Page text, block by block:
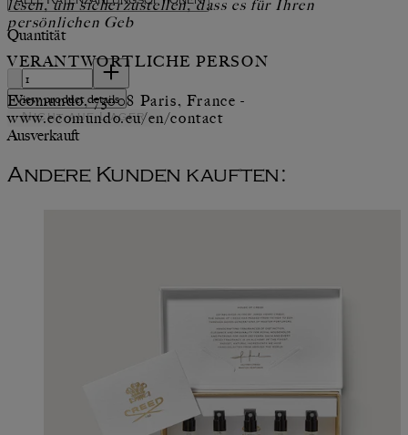
lesen, um sicherzustellen, dass es für Ihren
persönlichen Geb
VERANTWORTLICHE PERSON
Ecomundo, 75008 Paris, France -
www.ecomundo.eu/en/contact
Quantität
Quantität
View product details
Nicht auf Lager
Ausverkauft
Andere Kunden kauften: